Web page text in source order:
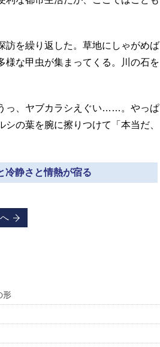
を繰り返した。草地にしゃがめば
様な甲虫が集まってくる。川の石を
っ、ヤブカラシえぐい……。やっぱ
の葉を腕に擦りつけて「本当だ、
冷静さと情熱が宿る
形